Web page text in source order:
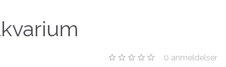
0 anmeldelser